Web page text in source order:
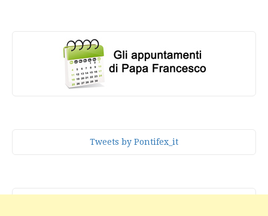
Tweets by Pontifex_it